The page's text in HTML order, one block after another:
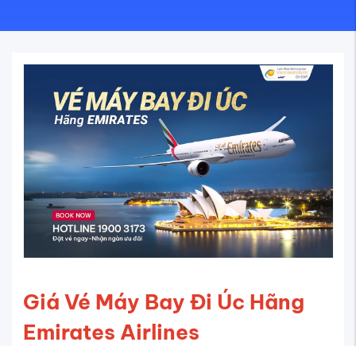
Giá Vé Máy Bay Đi Úc Hãng
Emirates Airlines